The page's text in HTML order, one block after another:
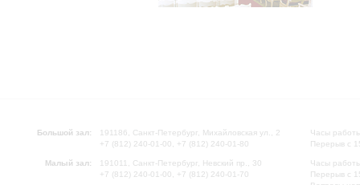
Большой зал:
191186, Санкт-Петербург, Михайловская ул., 2
+7 (812) 240-01-00, +7 (812) 240-01-80
Малый зал:
191011, Санкт-Петербург, Невский пр., 30
+7 (812) 240-01-00, +7 (812) 240-01-70
Часы
Перерыв с
Часы
Перерыв с